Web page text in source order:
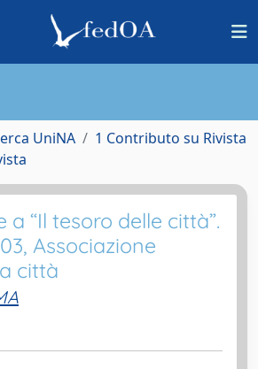
UniNA
1 Contributo su Rivista
a “Il tesoro delle città”.
Associazione
città